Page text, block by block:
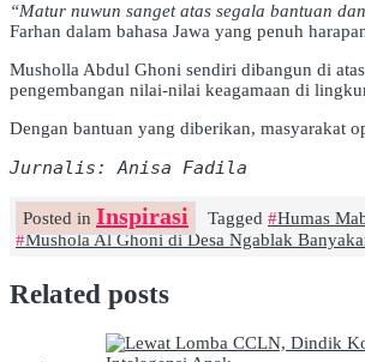
“Matur nuwun sanget atas segala bantuan
Farhan dalam bahasa Jawa yang penuh
Musholla Abdul Ghoni sendiri dibangun di
pengembangan nilai-nilai keagamaan di
Dengan bantuan yang diberikan, masyarakat
Jurnalis: Anisa Fadila
Posted in Inspirasi Tagged Humas
Mushola Al Ghoni di Desa Ngablak
Related posts